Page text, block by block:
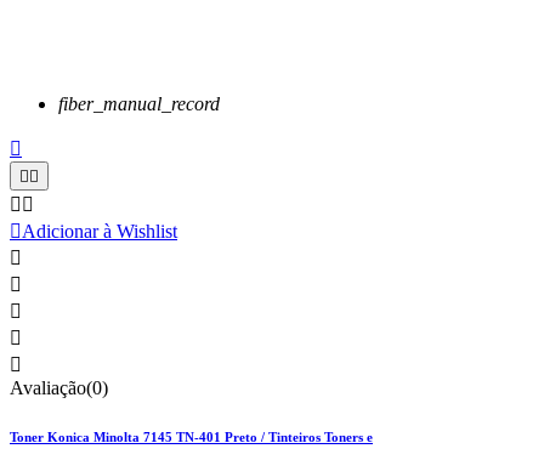
fiber_manual_record

 
 
Adicionar à Wishlist





Avaliação(0)
Toner Konica Minolta 7145 TN-401 Preto / Tinteiros Toners e